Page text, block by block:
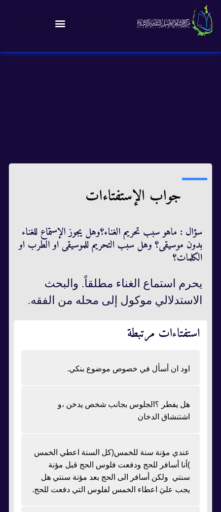
جواب الإستفتاءات
سؤال : ماهو سبب تحريم الغناء؟وهل يجوز اﻹستماع للغناء
بدون موسيقى؟ وهل سبب التحريم للموسيقى او الطرب او
الكلمات؟
يحرم استماع الغناء مطلقاً. والبحث
الاستدلالي موكول إلى محله من الفقه.
استفتاءات مرتبطة
اود ان أسأل في خصوص موضوع بنكي.
هل يفطر ؟الجلوس بجانب شخص يدخن ،و
اشتنشاق الدخان
عندي مؤنة سنة للخمس(كل السنة اعطي الخمس
)أنا أسافر للحج ودفعت فلوس الحج قبل مؤنة
سنتي ولكن أسافر الى الحج بعد مؤنة سنتي هل
يجب عليَ اعطاء الخمس لفلوس التي دفعت للحج.